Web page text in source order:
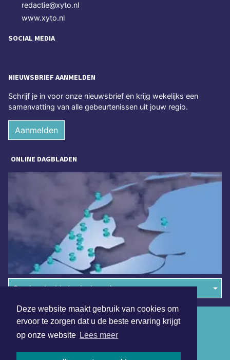
Deze website maakt gebruik van cookies om
ervoor te zorgen dat u de beste ervaring krijgt
op onze website Lees meer
redactie@xyto.nl
www.xyto.nl
SOCIAL MEDIA
NIEUWSBRIEF AANMELDEN
Schrijf je in voor onze nieuwsbrief en krijg wekelijks een
samenvatting van alle gebeurtenissen uit jouw regio.
Aanmelden
ONLINE DAGBLADEN
Overige dagbladen in de regio
Algemene voorwaarden
Disclaimer